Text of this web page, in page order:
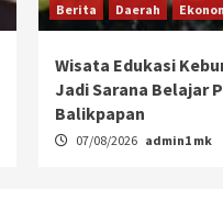
Berita Daerah
Wisata Edukasi
Jadi Sarana Belajar
Balikpapan
07/08/2026 admin1 mk